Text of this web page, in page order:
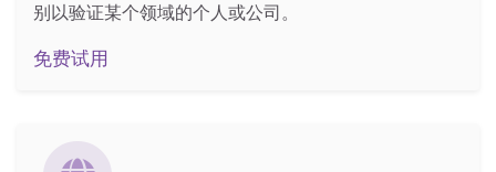
别以验证某个领域的个人或公司。
免费试用